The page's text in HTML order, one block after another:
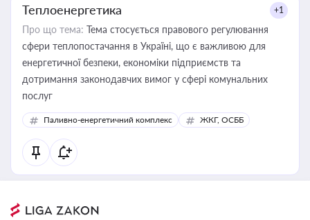
Теплоенергетика +1
Про що тема: Тема стосується правового регулювання
сфери теплопостачання в Україні, що є важливою для
енергетичної безпеки, економіки підприємств та
дотримання законодавчих вимог у сфері комунальних
послуг
Паливно-енергетичний комплекс ЖКГ, ОСББ